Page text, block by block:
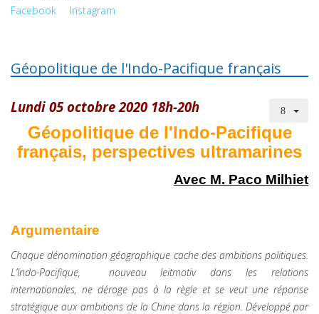
Géopolitique de l'Indo-Pacifique français
Lundi 05 octobre 2020 18h-20h
Géopolitique de l'Indo-Pacifique
français, perspectives ultramarines
Avec M. Paco Milhiet
Argumentaire
Chaque dénomination géographique cache des ambitions politiques.
L’Indo-Pacifique, nouveau leitmotiv dans les relations
internationales, ne déroge pas à la règle et se veut une réponse
stratégique aux ambitions de la Chine dans la région. Développé par